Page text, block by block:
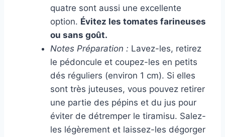
quatre sont aussi une excellente
option. Évitez les tomates farineuses
ou sans goût.
Notes Préparation : Lavez-les, retirez
le pédoncule et coupez-les en petits
dés réguliers (environ 1 cm). Si elles
sont très juteuses, vous pouvez retirer
une partie des pépins et du jus pour
éviter de détremper le tiramisu. Salez-
les légèrement et laissez-les dégorger